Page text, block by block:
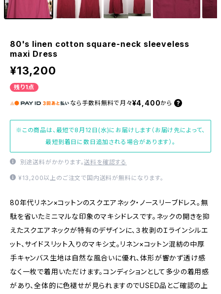
80's linen cotton square-neck sleeveless
maxi Dress
¥13,200
残り1点
なら 手数料無料で 月々¥4,400から
※この商品は、最短で8月12日(水)にお届けします（お届け先によって、
最短到着日に数日追加される場合があります）。
別途送料がかかります。送料を確認する
¥13,200以上のご注文で国内送料が無料になります。
80年代リネン×コットンのスクエアネック・ノースリーブドレス。無
駄を省いたミニマルな印象のマキシドレスです。ネックの開きを抑
えたスクエアネックが特有のデザインに、３枚剥のＩラインシルエ
ット、サイドスリット入りのマキシ丈。リネン×コットン混紡の中厚
手キャンバス生地は自然な風合いに優れ、体形が響かず透け感
なく一枚で着用いただけます。コンディションとして多少の着用感
があり、全体的に色褪せが見られますのでUSED品とご確認の上